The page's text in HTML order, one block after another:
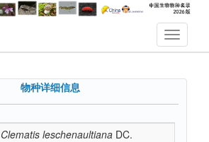
物种详细信息
Clematis leschenaultiana DC.